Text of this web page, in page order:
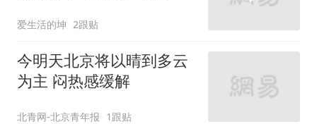
爱生活的坤 2跟贴
今明天北京将以晴到多云
为主 闷热感缓解
北青网-北京青年报 1跟贴